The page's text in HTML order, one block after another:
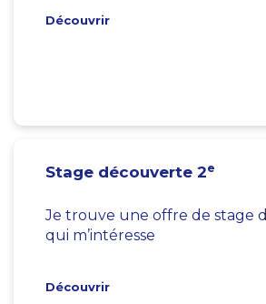
Découvrir
Stage découverte 2e
Je trouve une offre de stage
qui m’intéresse
Découvrir